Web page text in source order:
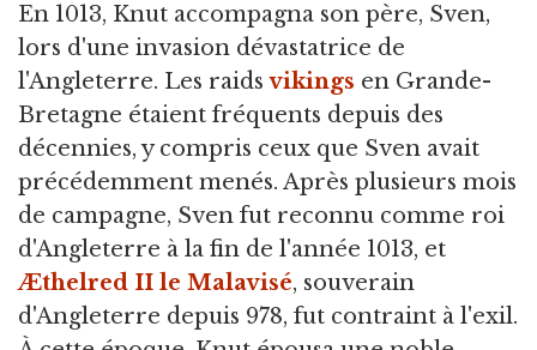
En 1013, Knut accompagna son père, Sven,
lors d'une invasion dévastatrice de
l'Angleterre. Les raidsvikings en Grande-
Bretagne étaient fréquents depuis des
décennies, y compris ceux que Sven avait
précédemment menés. Après plusieurs mois
de campagne, Sven fut reconnu comme roi
d'Angleterre à la fin de l'année 1013, et
Æthelred II le Malavisé, souverain
d'Angleterre depuis 978, fut contraint à l'exil.